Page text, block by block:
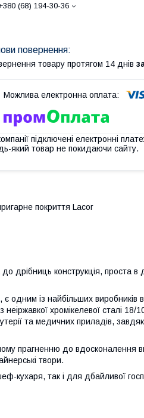
(68) 194-30-36
товару протягом 14 днів
підключені електронні
який товар не покидаючи сайту.
покриття Lacor
дрібниць конструкція, проста в
одним із найбільших виробників
хромікелевої сталі
та медичних приладів,
прагненню до вдосконалення
твори.
кухаря, так і для дбайливої